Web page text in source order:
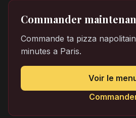
Commander
Commande ta pizza
minutes a Paris.
Voir le